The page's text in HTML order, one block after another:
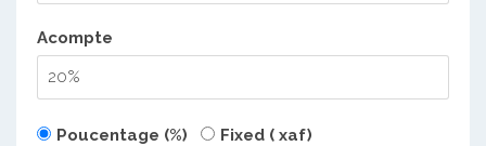
Acompte
Poucentage (%) Fixed ( xaf)